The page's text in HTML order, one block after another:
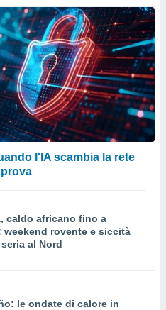
l'IA scambia la rete
caldo africano fino a
weekend rovente e siccità
al Nord
le ondate di calore in